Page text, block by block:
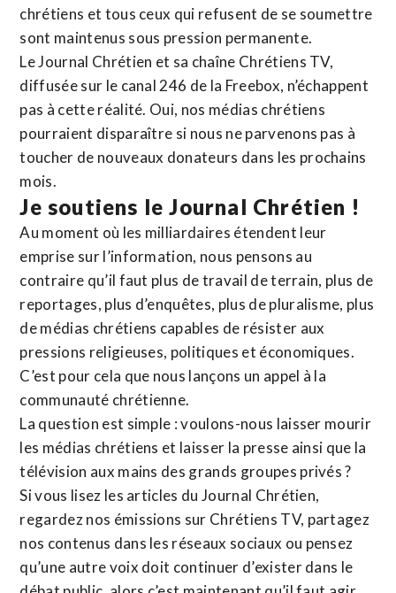
chrétiens et tous ceux qui refusent de se soumettre
sont maintenus sous pression permanente.
Le Journal Chrétien et sa chaîne Chrétiens TV,
diffusée sur le canal 246 de la Freebox, n’échappent
pas à cette réalité. Oui, nos médias chrétiens
pourraient disparaître si nous ne parvenons pas à
toucher de nouveaux donateurs dans les prochains
mois.
Je soutiens le Journal Chrétien !
Au moment où les milliardaires étendent leur
emprise sur l’information, nous pensons au
contraire qu’il faut plus de travail de terrain, plus de
reportages, plus d’enquêtes, plus de pluralisme, plus
de médias chrétiens capables de résister aux
pressions religieuses, politiques et économiques.
C’est pour cela que nous lançons un appel à la
communauté chrétienne.
La question est simple : voulons-nous laisser mourir
les médias chrétiens et laisser la presse ainsi que la
télévision aux mains des grands groupes privés ?
Si vous lisez les articles du Journal Chrétien,
regardez nos émissions sur Chrétiens TV, partagez
nos contenus dans les réseaux sociaux ou pensez
qu’une autre voix doit continuer d’exister dans le